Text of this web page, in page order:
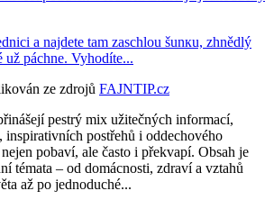
a najdete tam zaschlou šunкu, zhnědlý
už páchne. Vyhodíte...
ze zdrojů FAJNTIP.cz
pestrý mix užitečných informací,
postřehů i oddechového
pobaví, ale často i překvapí. Obsah je
témata – od domácnosti, zdraví a vztahů
až po jednoduché...